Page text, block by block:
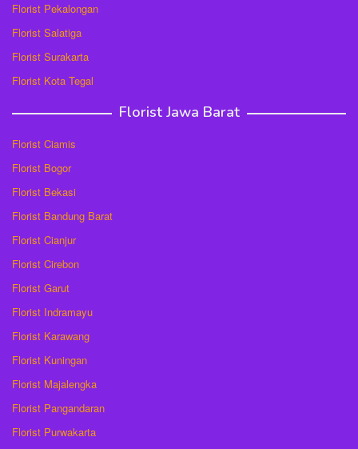
Florist Pekalongan
Florist Salatiga
Florist Surakarta
Florist Kota Tegal
Florist Jawa Barat
Florist Ciamis
Florist Bogor
Florist Bekasi
Florist Bandung Barat
Florist Cianjur
Florist Cirebon
Florist Garut
Florist Indramayu
Florist Karawang
Florist Kuningan
Florist Majalengka
Florist Pangandaran
Florist Purwakarta